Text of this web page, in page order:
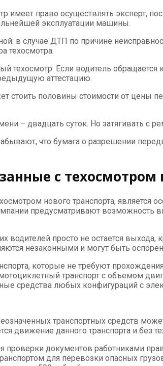
имеет право осуществлять эксперт,
эксплуатации машины.
в случае ДТП по причине
техосмотра.
техосмотр. Если водитель
аттестацию.
стоить половины стоимости от
– двадцать суток. Но затягивать с
что бумага о разрешении
с
нового транспорта,
предусматривают возможность
просто не остается выхода,
незаконными и могут быть
которые не требуют
транспорт с объемом
средства любых конфигураций с
транспортных средств
движение данного транспорта и без
проверки документов работниками
для перевозки опасных